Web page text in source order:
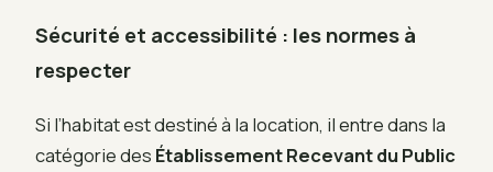
Sécurité et accessibilité : les normes à
respecter
Si l’habitat est destiné à la location, il entre dans la
catégorie des Établissement Recevant du Public